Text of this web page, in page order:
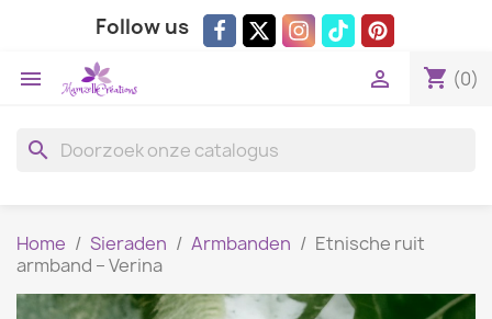
Follow us
 shopping_cart (0)

search
Home Sieraden Armbanden
Etnische ruit
armband – Verina